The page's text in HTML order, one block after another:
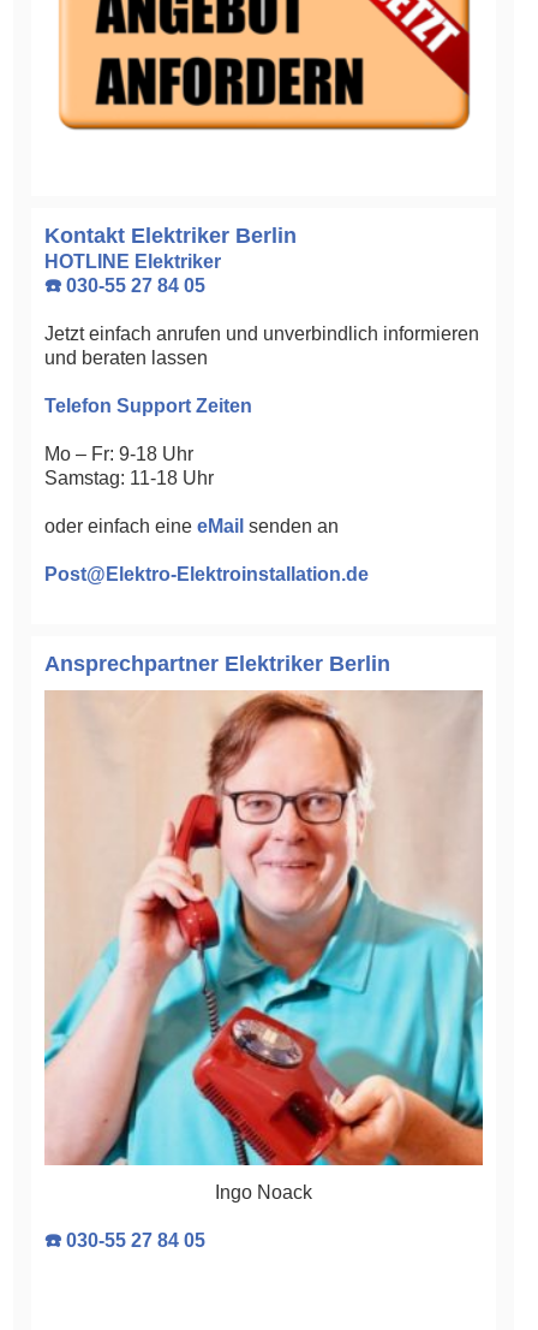
Kontakt Elektriker Berlin
HOTLINE Elektriker
☎️ 030-55 27 84 05
Jetzt einfach anrufen und unverbindlich informieren
und beraten lassen
Telefon Support Zeiten
Mo – Fr: 9-18 Uhr
Samstag: 11-18 Uhr
oder einfach eine eMail senden an
Post@Elektro-Elektroinstallation.de
Ansprechpartner Elektriker Berlin
Ingo Noack
☎️ 030-55 27 84 05